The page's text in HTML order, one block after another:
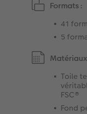
Formats :
41
5
Toile
FSC®
Fond